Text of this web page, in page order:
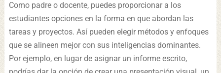
Como padre o docente, puedes proporcionar a los
estudiantes opciones en la forma en que abordan las
tareas y proyectos. Así pueden elegir métodos y enfoques
que se alineen mejor con sus inteligencias dominantes.
Por ejemplo, en lugar de asignar un informe escrito,